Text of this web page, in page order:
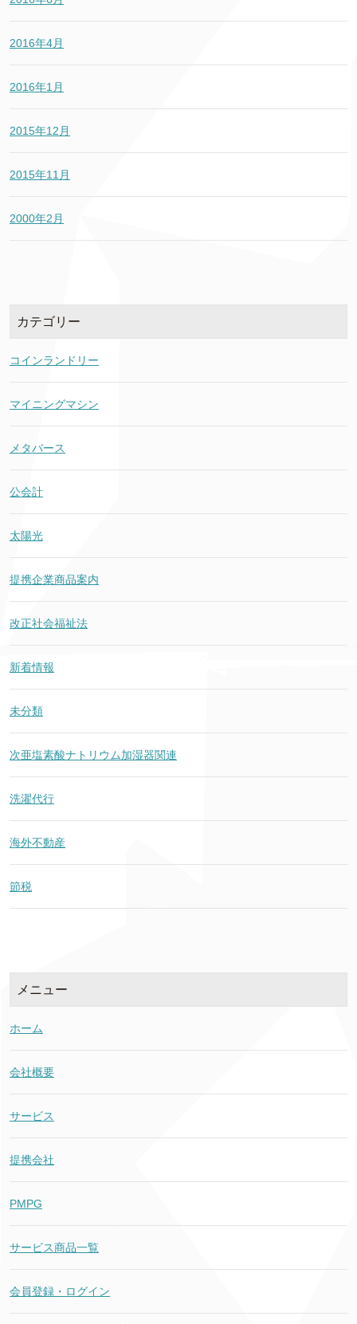
2016年4月
2016年1月
2015年12月
2015年11月
2000年2月
カテゴリー
コインランドリー
マイニングマシン
メタバース
公会計
太陽光
提携企業商品案内
改正社会福祉法
新着情報
未分類
次亜塩素酸ナトリウム加湿器関連
洗濯代行
海外不動産
節税
メニュー
ホーム
会社概要
サービス
提携会社
PMPG
サービス商品一覧
会員登録・ログイン